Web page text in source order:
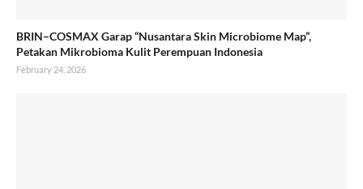
BRIN–COSMAX Garap “Nusantara Skin Microbiome Map”,
Petakan Mikrobioma Kulit Perempuan Indonesia
February 24, 2026